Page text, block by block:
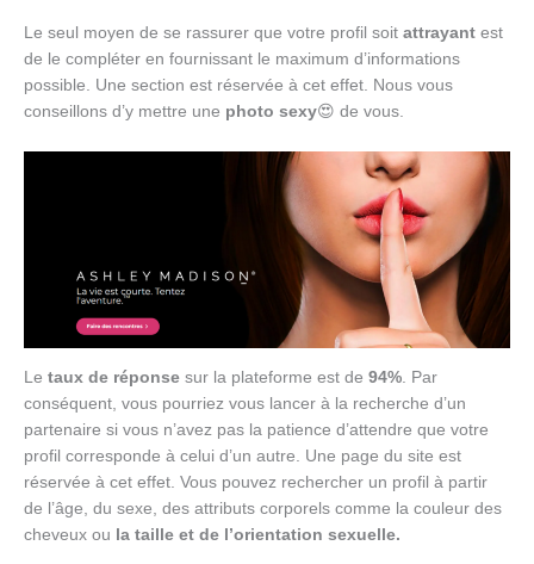
Le seul moyen de se rassurer que votre profil soit attrayant est
de le compléter en fournissant le maximum d’informations
possible. Une section est réservée à cet effet. Nous vous
conseillons d’y mettre une photo sexy😍 de vous.
Le taux de réponse sur la plateforme est de 94%. Par
conséquent, vous pourriez vous lancer à la recherche d’un
partenaire si vous n’avez pas la patience d’attendre que votre
profil corresponde à celui d’un autre. Une page du site est
réservée à cet effet. Vous pouvez rechercher un profil à partir
de l’âge, du sexe, des attributs corporels comme la couleur des
cheveux ou la taille et de l’orientation sexuelle.